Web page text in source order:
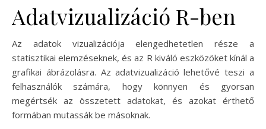
Adatvizualizáció R-ben
Az adatok vizualizációja elengedhetetlen része a
statisztikai elemzéseknek, és az R kiváló eszközöket kínál a
grafikai ábrázolásra. Az adatvizualizáció lehetővé teszi a
felhasználók számára, hogy könnyen és gyorsan
megértsék az összetett adatokat, és azokat érthető
formában mutassák be másoknak.